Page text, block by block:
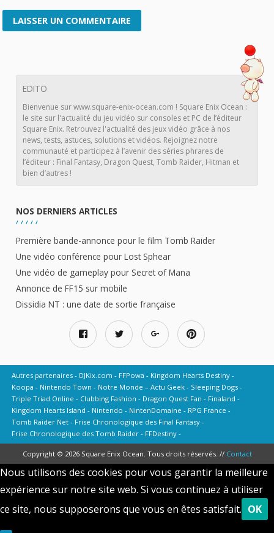
EDITO
Bienvenue sur www.square-enix-ocean.com ! Square Enix Ocean :
le site sur l'actualité du jeu vidéo sur consoles et PC de l’éditeur
Square Enix. Retrouvez l'actualité des jeux vidéo grâce à nos
news, tests, astuces, solutions et vidéos. Rejoignez notre
communauté et participez à l’avenir des séries phrares de
l’éditeur : Final Fantasy, Dragon Quest, Tomb Raider, Hitman et
bien d’autres !
NOS DERNIERS ARTICLES
Première bande-annonce pour le film Tomb Raider
Une vidéo conférence pour Lost Sphear
Une vidéo de gameplay pour Secret of Mana
Annonce de FF15 sur mobile
Dissidia NT : une date de sortie française
Autres partenaires DJKix.com FFPowa
Kingdom Hearts Destiny
Koopa
Nintendo Town Notre Monde – Actu Geek
Sleeping Dogs
Triple Triad Online
Clubbing Fashion Dragon Quest Fan
Finaland
Kingdom Hearts Island
Nintendo NintenDomaine
RPG France
Tomb Raider Net
Frise Chronologique des Final Fantasy
Frise Chronologique des Tomb Raider
FFDestiny
Copyright © 2026 Square Enix Ocean. Tous droits réservés. // Contact
Nous utilisons des cookies pour vous garantir la meilleure
expérience sur notre site web. Si vous continuez à utiliser
ce site, nous supposerons que vous en êtes satisfait. OK